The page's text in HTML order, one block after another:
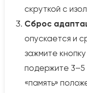
скруткой с
Сброс
опускается и
зажмите
подержите
«память»